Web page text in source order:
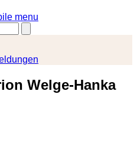
menu
Welge-Hanka